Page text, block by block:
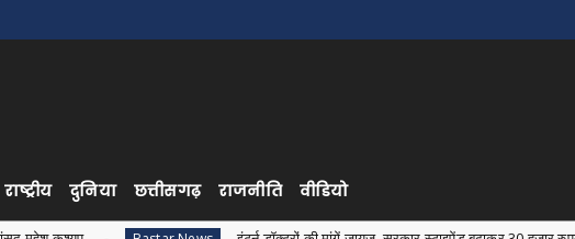
राष्ट्रीय दुनिया छत्तीसगढ़ राजनीति वीडियो